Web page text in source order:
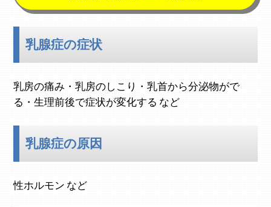
乳腺症の症状
乳房の痛み・乳房のしこり・乳首から分泌物がで
る・生理前後で症状が変化する など
乳腺症の原因
性ホルモン など